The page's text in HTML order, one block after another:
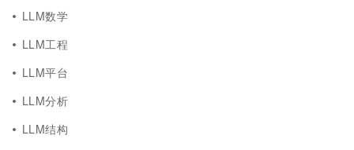
LLM数学
LLM工程
LLM平台
LLM分析
LLM结构